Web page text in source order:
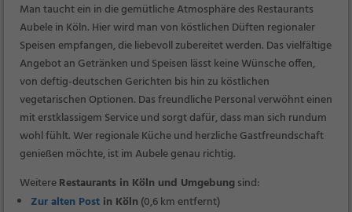
Man taucht ein in die gemütliche Atmosphäre des Restaurants
Aubele in Köln. Hier wird man von köstlichen Düften regionaler
Speisen empfangen, die liebevoll zubereitet werden. Das vielfältige
Angebot an Getränken und Speisen lässt keine Wünsche offen,
von deftig-deutschen Gerichten bis hin zu köstlichen
vegetarischen Optionen. Das freundliche Personal verwöhnt einen
mit erstklassigem Service und sorgt dafür, dass man sich rundum
wohl fühlt. Wer regionale Küche und herzliche Gastfreundschaft
genießen möchte, ist im Aubele genau richtig.
WeitereRestaurants in Köln und Umgebungsind:
Zur alten Post in Köln (0,6 km entfernt)